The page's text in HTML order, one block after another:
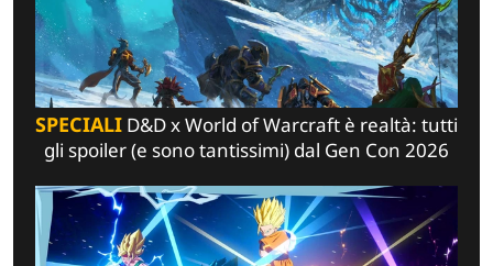
SPECIALI D&D x World of Warcraft è realtà: tutti
gli spoiler (e sono tantissimi) dal Gen Con 2026